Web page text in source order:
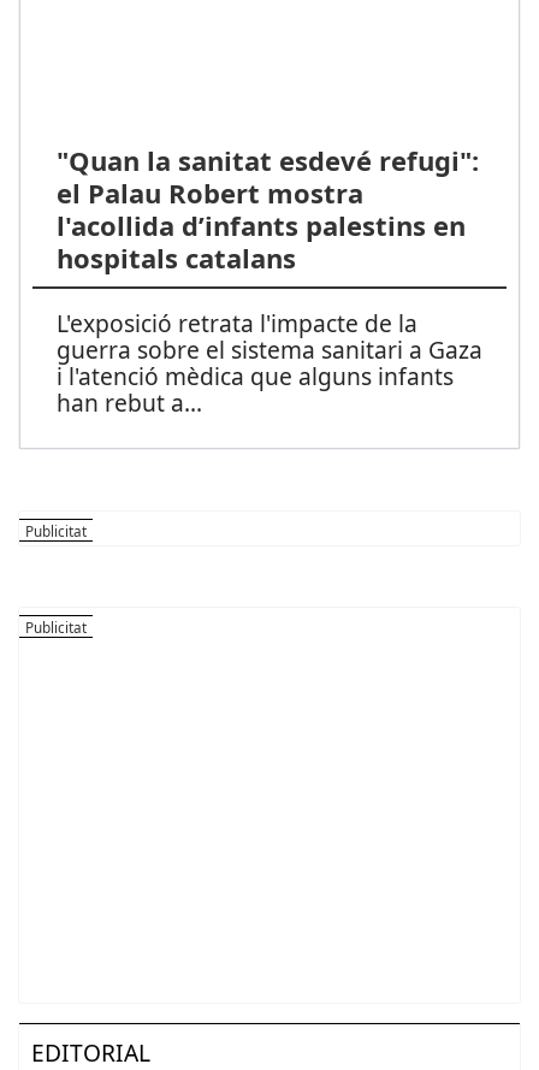
"Quan la sanitat esdevé refugi":
el Palau Robert mostra
l'acollida d’infants palestins en
hospitals catalans
L'exposició retrata l'impacte de la
guerra sobre el sistema sanitari a Gaza
i l'atenció mèdica que alguns infants
han rebut a...
EDITORIAL